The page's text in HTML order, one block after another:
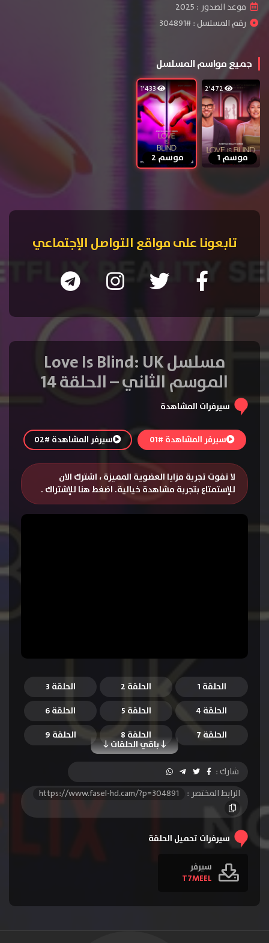
موعد الصدور : 2025
رقم المسلسل : #304891
جميع مواسم المسلسل
2٬472
موسم 1
1٬433
موسم 2
تابعونا على مواقع التواصل الإجتماعي
مسلسل Love Is Blind: UK
الموسم الثاني – الحلقة 14
سيرفرات المشاهدة
سيرفر المشاهدة #01 سيرفر المشاهدة #02
لا تفوت تجربة مزايا العضوية المميزة ، اشترك الان
للإستمتاع بتجربة مشاهدة خيالية. اضغط هنا للإشتراك .
الحلقة 1 الحلقة 2
الحلقة 3
الحلقة 4
الحلقة 5 الحلقة 6
باقي الحلقات
الحلقة 7 الحلقة 8
الحلقة 9
الحلقة 10
الحلقة 11
الحلقة 13
الحلقة 14
الحلقة 15
شارك :
الرابط المختصر :
https://www.fasel-hd.cam/?p=304891
سيرفرات تحميل الحلقة
سيرفر
T7MEEL